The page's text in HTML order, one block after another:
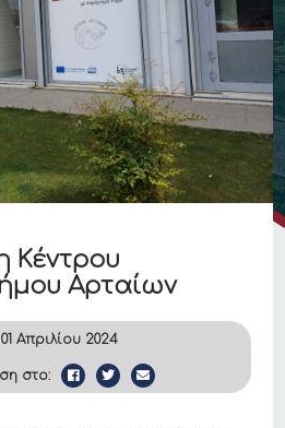
Κέντρου
Αρταίων
01 Απριλίου 2024
στο: